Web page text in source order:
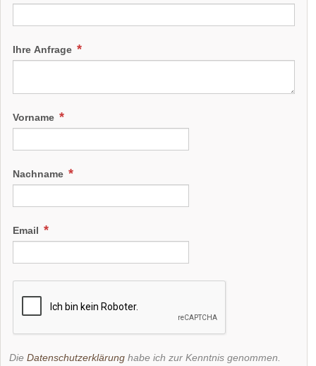
Ihre Anfrage
Vorname
Nachname
Email
Die Datenschutzerklärung habe ich zur Kenntnis genommen.